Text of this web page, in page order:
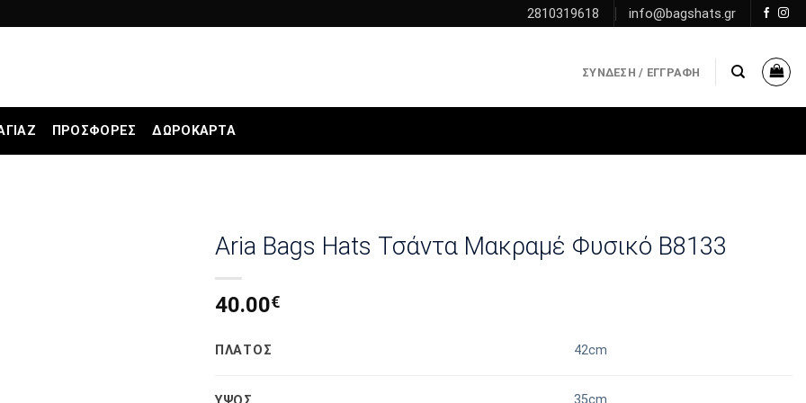
2810319618 info@bagshats.gr
ΣΎΝΔΕΣΗ / ΕΓΓΡΑΦΉ
ΠΡΟΣΦΟΡΕΣ ΔΩΡΟΚΆΡΤΑ
Aria Bags Hats Τσάντα Μακραμέ Φυσικό Β8133
40.00€
ΠΛΑΤΟΣ 42cm
35cm